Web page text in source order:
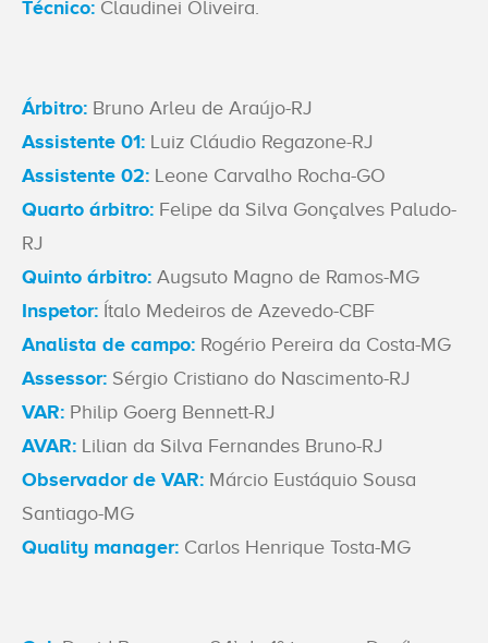
Técnico: Claudinei Oliveira.
Árbitro: Bruno Arleu de Araújo-RJ
Assistente 01: Luiz Cláudio Regazone-RJ
Assistente 02: Leone Carvalho Rocha-GO
Quarto árbitro: Felipe da Silva Gonçalves Paludo-
RJ
Quinto árbitro: Augsuto Magno de Ramos-MG
Inspetor: Ítalo Medeiros de Azevedo-CBF
Analista de campo: Rogério Pereira da Costa-MG
Assessor: Sérgio Cristiano do Nascimento-RJ
VAR: Philip Goerg Bennett-RJ
AVAR: Lilian da Silva Fernandes Bruno-RJ
Observador de VAR: Márcio Eustáquio Sousa
Santiago-MG
Quality manager: Carlos Henrique Tosta-MG